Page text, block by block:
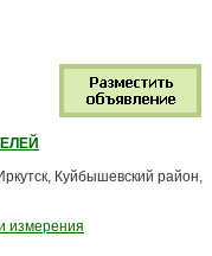
Куйбышевский район,
измерения